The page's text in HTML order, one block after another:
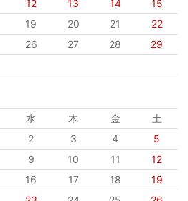
12 13 14
15
19 20 21
22
26 27 28
29
水 木 金
土
2 3 4
5
9 10 11
12
16 17 18
19